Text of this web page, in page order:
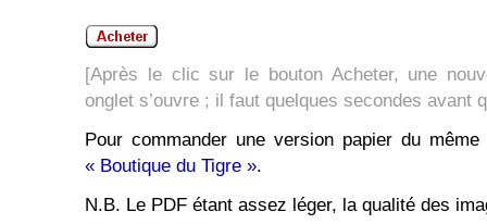
[Après le clic sur le bouton Acheter, une
onglet s’ouvre ; il faut quelques secondes avant
Pour commander une version papier du
« Boutique du Tigre ».
N.B. Le PDF étant assez léger, la qualité des